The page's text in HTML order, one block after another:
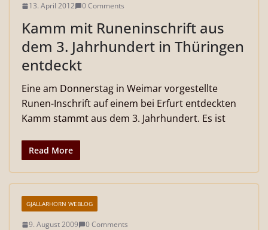
13. April 2012 0 Comments
Kamm mit Runeninschrift aus
dem 3. Jahrhundert in Thüringen
entdeckt
Eine am Donnerstag in Weimar vorgestellte
Runen-Inschrift auf einem bei Erfurt entdeckten
Kamm stammt aus dem 3. Jahrhundert. Es ist
Read More
GJALLARHORN WEBLOG
9. August 2009 0 Comments